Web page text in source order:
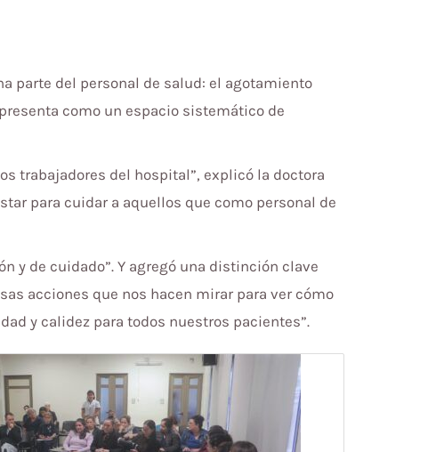
parte del personal de salud: el agotamiento
como un espacio sistemático de
trabajadores del hospital”, explicó la doctora
para cuidar a aquellos que como personal de
y de cuidado”. Y agregó una distinción clave
acciones que nos hacen mirar para ver cómo
y calidez para todos nuestros pacientes”.